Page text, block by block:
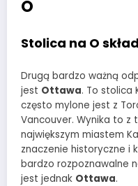
O
Stolica na O
Drugą bardzo ważną
jest Ottawa. To stolica
często mylone jest z
Vancouver. Wynika to z
największym miastem
znaczenie historyczne i
bardzo rozpoznawalne
jest jednak Ottawa.